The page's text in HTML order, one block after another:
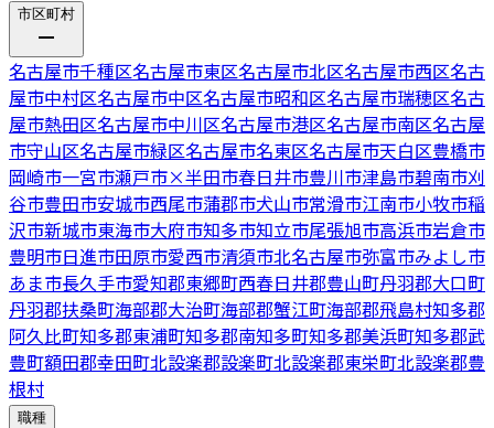
市区町村
名古屋市千種区名古屋市東区名古屋市北区名古屋市西区名古
屋市中村区名古屋市中区名古屋市昭和区名古屋市瑞穂区名古
屋市熱田区名古屋市中川区名古屋市港区名古屋市南区名古屋
市守山区名古屋市緑区名古屋市名東区名古屋市天白区豊橋市
岡崎市一宮市瀬戸市×半田市春日井市豊川市津島市碧南市刈
谷市豊田市安城市西尾市蒲郡市犬山市常滑市江南市小牧市稲
沢市新城市東海市大府市知多市知立市尾張旭市高浜市岩倉市
豊明市日進市田原市愛西市清須市北名古屋市弥富市みよし市
あま市長久手市愛知郡東郷町西春日井郡豊山町丹羽郡大口町
丹羽郡扶桑町海部郡大治町海部郡蟹江町海部郡飛島村知多郡
阿久比町知多郡東浦町知多郡南知多町知多郡美浜町知多郡武
豊町額田郡幸田町北設楽郡設楽町北設楽郡東栄町北設楽郡豊
根村
職種